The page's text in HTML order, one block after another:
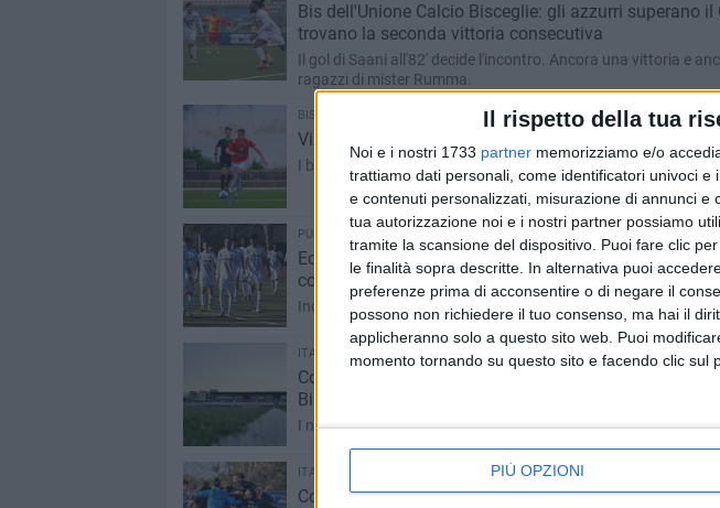
Il rispetto della tua
Noi e i nostri 1733 partner memorizziamo e/o
trattiamo dati personali, come identificatori univoci
e contenuti personalizzati, misurazione di annunci e
tua autorizzazione noi e i nostri partner possiamo
tramite la scansione del dispositivo. Puoi fare clic
le finalità sopra descritte. In alternativa puoi
preferenze prima di acconsentire o di negare il
possono non richiedere il tuo consenso, ma hai il
applicheranno solo a questo sito web. Puoi
momento tornando su questo sito e facendo clic sul
PIÙ OPZIONI
Bis dell'Unione Calcio Bisceglie: gli azzurri superano
trovano la seconda vittoria consecutiva
Il gol di Saani all'82' decide l'incontro. Ancora una vittoria e
ragazzi di mister Rumma.
BISCEGLIE - 14 MARZO 2026
Virtus Bisceglie chiamata a far punti nella trasferta a
I biancazzurri sfidano la formazione dominatrice del
PUGLIA - 13 MARZO 2026
Eccellenza: Bisceglie in trasferta contro il Brilla
col Gallipoli
Incroci salentini per le due formazioni biscegliesi nel
ITALIA - 13 MARZO 2026
Coppa Italia Eccellenza: sorteggiato il calendario del
Bisceglie e Boreale
I nerazzurri disputeranno la gara d'andata al "Ventura",
ITALIA - 11 MARZO 2026
Coppa Italia Eccellenza: il Bisceglie ne fa 5 al Città di